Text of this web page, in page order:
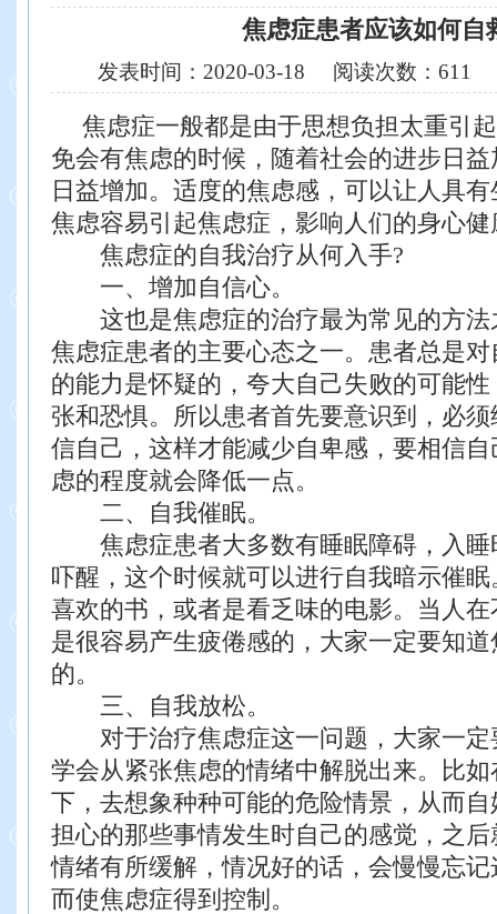
焦虑症患者应该如何自
发表时间： 2020-03-18 阅读次数： 611
焦虑症一般都是由于思想负担太重引
免会有焦虑的时候，随着社会的进步日
日益增加。适度的焦虑感，可以让人具
焦虑容易引起焦虑症，影响人们的身心健
焦虑症的自我治疗从何入手?
一、增加自信心。
这也是焦虑症的治疗最为常见的方法
焦虑症患者的主要心态之一。患者总是
的能力是怀疑的，夸大自己失败的可能
张和恐惧。所以患者首先要意识到，必
信自己，这样才能减少自卑感，要相信
虑的程度就会降低一点。
二、自我催眠。
焦虑症患者大多数有睡眠障碍，入睡
吓醒，这个时候就可以进行自我暗示催
喜欢的书，或者是看乏味的电影。当人
是很容易产生疲倦感的，大家一定要知
的。
三、自我放松。
对于治疗焦虑症这一问题，大家一定
学会从紧张焦虑的情绪中解脱出来。比
下，去想象种种可能的危险情景，从而
担心的那些事情发生时自己的感觉，之
情绪有所缓解，情况好的话，会慢慢忘
而使焦虑症得到控制。